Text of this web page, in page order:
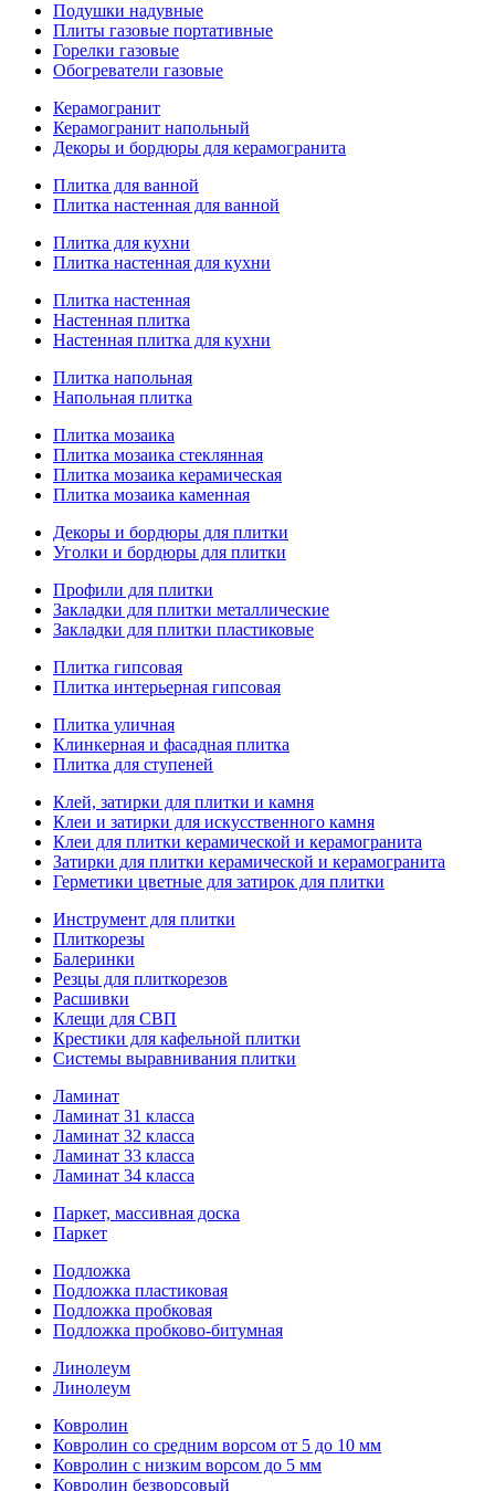
Подушки надувные
Плиты газовые портативные
Горелки газовые
Обогреватели газовые
Керамогранит
Керамогранит напольный
Декоры и бордюры для керамогранита
Плитка для ванной
Плитка настенная для ванной
Плитка для кухни
Плитка настенная для кухни
Плитка настенная
Настенная плитка
Настенная плитка для кухни
Плитка напольная
Напольная плитка
Плитка мозаика
Плитка мозаика стеклянная
Плитка мозаика керамическая
Плитка мозаика каменная
Декоры и бордюры для плитки
Уголки и бордюры для плитки
Профили для плитки
Закладки для плитки металлические
Закладки для плитки пластиковые
Плитка гипсовая
Плитка интерьерная гипсовая
Плитка уличная
Клинкерная и фасадная плитка
Плитка для ступеней
Клей, затирки для плитки и камня
Клеи и затирки для искусственного камня
Клеи для плитки керамической и керамогранита
Затирки для плитки керамической и керамогранита
Герметики цветные для затирок для плитки
Инструмент для плитки
Плиткорезы
Балеринки
Резцы для плиткорезов
Расшивки
Клещи для СВП
Крестики для кафельной плитки
Системы выравнивания плитки
Ламинат
Ламинат 31 класса
Ламинат 32 класса
Ламинат 33 класса
Ламинат 34 класса
Паркет, массивная доска
Паркет
Подложка
Подложка пластиковая
Подложка пробковая
Подложка пробково-битумная
Линолеум
Линолеум
Ковролин
Ковролин со средним ворсом от 5 до 10 мм
Ковролин с низким ворсом до 5 мм
Ковролин безворсовый